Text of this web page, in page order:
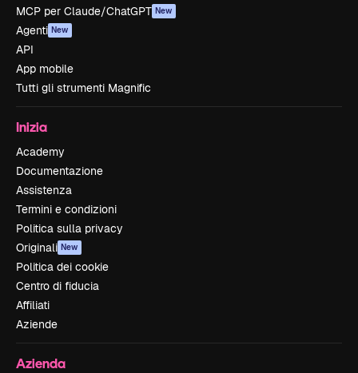
MCP per Claude/ChatGPT New
Agenti New
API
App mobile
Tutti gli strumenti Magnific
Inizia
Academy
Documentazione
Assistenza
Termini e condizioni
Politica sulla privacy
Originali New
Politica dei cookie
Centro di fiducia
Affiliati
Aziende
Azienda